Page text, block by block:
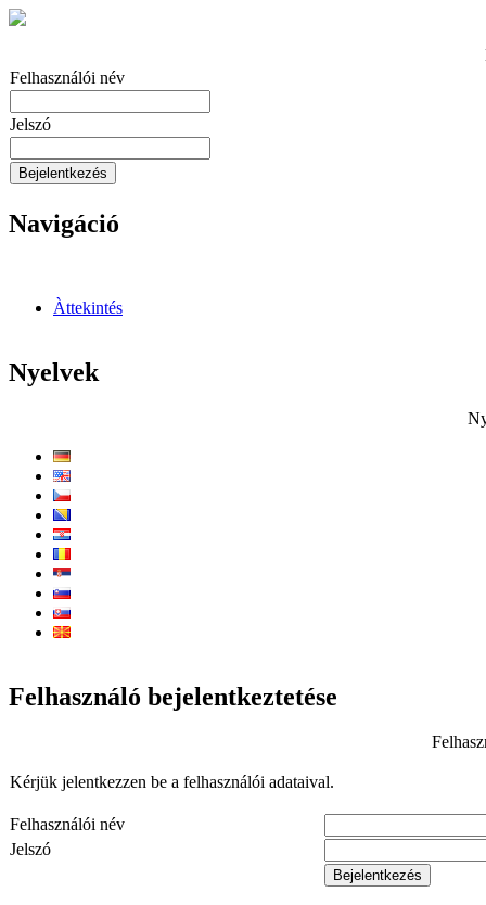
Felhasználói név
Jelszó
Bejelentkezés
Navigáció
Àttekintés
Nyelvek
Felhasználó bejelentkeztetése
Kérjük jelentkezzen be a felhasználói adataival.
Felhasználói név
Jelszó
Bejelentkezés